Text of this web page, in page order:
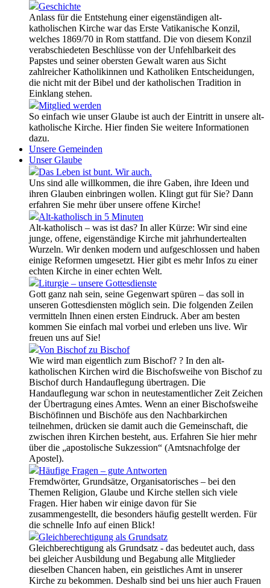
Geschichte
Anlass für die Entstehung einer eigenständigen alt-
katholischen Kirche war das Erste Vatikanische Konzil,
welches 1869/70 in Rom stattfand. Die von diesem Konzil
verabschiedeten Beschlüsse von der Unfehlbarkeit des
Papstes und seiner obersten Gewalt waren aus Sicht
zahlreicher Katholikinnen und Katholiken Entscheidungen,
die nicht mit der Bibel und der katholischen Tradition in
Einklang stehen.
Mitglied werden
So einfach wie unser Glaube ist auch der Eintritt in unsere alt-
katholische Kirche. Hier finden Sie weitere Informationen
dazu.
Unsere Gemeinden
Unser Glaube
Das Leben ist bunt. Wir auch.
Uns sind alle willkommen, die ihre Gaben, ihre Ideen und
ihren Glauben einbringen wollen. Klingt gut für Sie? Dann
erfahren Sie mehr über unsere offene Kirche!
Alt-katholisch in 5 Minuten
Alt-katholisch – was ist das? In aller Kürze: Wir sind eine
junge, offene, eigenständige Kirche mit jahrhundertealten
Wurzeln. Wir denken modern und aufgeschlossen und haben
einige Reformen umgesetzt. Hier gibt es mehr Infos zu einer
echten Kirche in einer echten Welt.
Liturgie – unsere Gottesdienste
Gott ganz nah sein, seine Gegenwart spüren – das soll in
unseren Gottesdiensten möglich sein. Die folgenden Zeilen
vermitteln Ihnen einen ersten Eindruck. Aber am besten
kommen Sie einfach mal vorbei und erleben uns live. Wir
freuen uns auf Sie!
Von Bischof zu Bischof
Wie wird man eigentlich zum Bischof? ? In den alt-
katholischen Kirchen wird die Bischofsweihe von Bischof zu
Bischof durch Handauflegung übertragen. Die
Handauflegung war schon in neutestamentlicher Zeit Zeichen
der Übertragung eines Amtes. Wenn an einer Bischofsweihe
Bischöfinnen und Bischöfe aus den Nachbarkirchen
teilnehmen, drücken sie damit auch die Gemeinschaft, die
zwischen ihren Kirchen besteht, aus. Erfahren Sie hier mehr
über die „apostolische Sukzession“ (Amtsnachfolge der
Apostel).
Häufige Fragen – gute Antworten
Fremdwörter, Grundsätze, Organisatorisches – bei den
Themen Religion, Glaube und Kirche stellen sich viele
Fragen. Hier haben wir einige davon für Sie
zusammengestellt, die besonders häufig gestellt werden. Für
die schnelle Info auf einen Blick!
Gleichberechtigung als Grundsatz
Gleichberechtigung als Grundsatz - das bedeutet auch, dass
bei gleicher Ausbildung und Begabung alle Mitglieder
dieselben Chancen haben, ein geistliches Amt in unserer
Kirche zu bekommen. Deshalb sind bei uns hier auch Frauen